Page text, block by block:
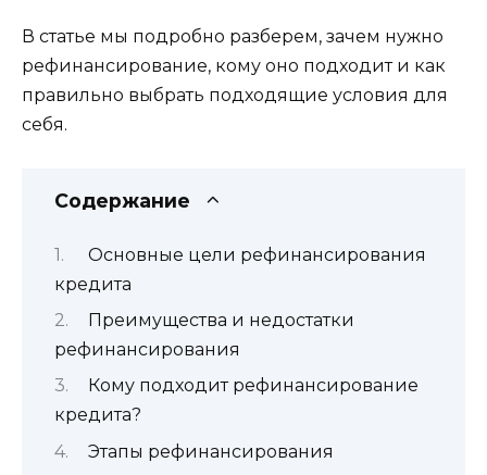
В статье мы подробно разберем, зачем нужно
рефинансирование, кому оно подходит и как
правильно выбрать подходящие условия для
себя.
Содержание
Основные цели рефинансирования
кредита
Преимущества и недостатки
рефинансирования
Кому подходит рефинансирование
кредита?
Этапы рефинансирования